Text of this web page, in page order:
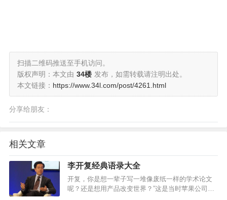
扫描二维码推送至手机访问。
版权声明：本文由 34楼 发布，如需转载请注明出处。
本文链接： https://www.34l.com/post/4261.html
分享给朋友：
相关文章
李开复经典语录大全
开复，你是想一辈子写一堆像废纸一样的学术论文
呢？还是想用产品改变世界？”这是当时苹果公司的